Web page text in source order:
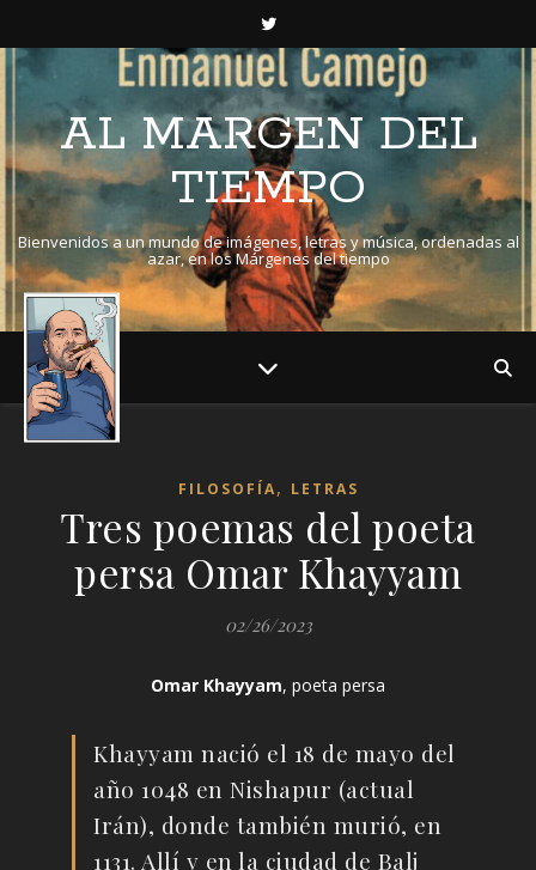
AL MARGEN DEL
TIEMPO
Bienvenidos a un mundo de imágenes, letras y música, ordenadas al
azar, en los Márgenes del tiempo
FILOSOFÍA, LETRAS
Tres poemas del poeta
persa Omar Khayyam
02/26/2023
Omar Khayyam, poeta persa
Khayyam nació el 18 de mayo del
año 1048 en Nishapur (actual
Irán), donde también murió, en
1131. Allí y en la ciudad de Balj